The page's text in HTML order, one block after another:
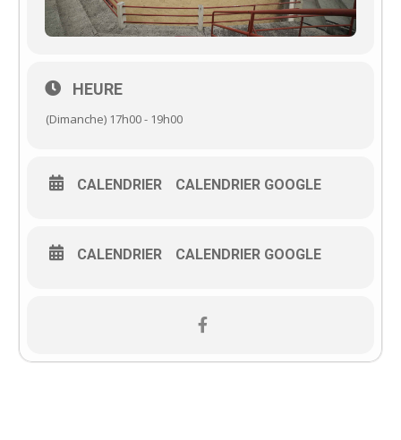
HEURE
(Dimanche) 17h00 - 19h00
CALENDRIER CALENDRIER GOOGLE
CALENDRIER CALENDRIER GOOGLE